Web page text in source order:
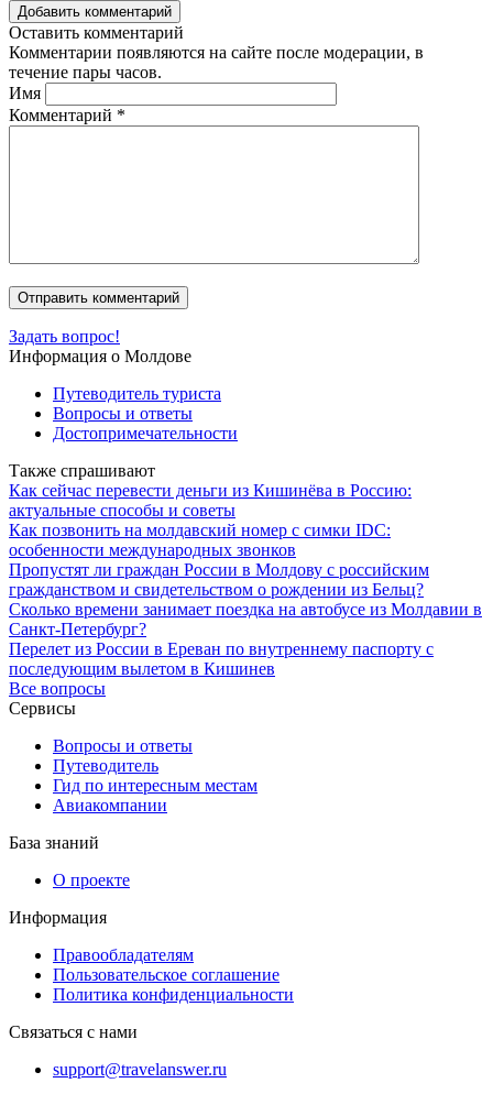
Добавить комментарий
Оставить комментарий
Комментарии появляются на сайте после модерации, в
течение пары часов.
Имя
Комментарий *
Задать вопрос!
Информация о Молдове
Путеводитель туриста
Вопросы и ответы
Достопримечательности
Также спрашивают
Как сейчас перевести деньги из Кишинёва в Россию:
актуальные способы и советы
Как позвонить на молдавский номер с симки IDC:
особенности международных звонков
Пропустят ли граждан России в Молдову с российским
гражданством и свидетельством о рождении из Бельц?
Сколько времени занимает поездка на автобусе из Молдавии в
Санкт-Петербург?
Перелет из России в Ереван по внутреннему паспорту с
последующим вылетом в Кишинев
Все вопросы
Сервисы
Вопросы и ответы
Путеводитель
Гид по интересным местам
Авиакомпании
База знаний
О проекте
Информация
Правообладателям
Пользовательское соглашение
Политика конфиденциальности
Связаться с нами
support@travelanswer.ru